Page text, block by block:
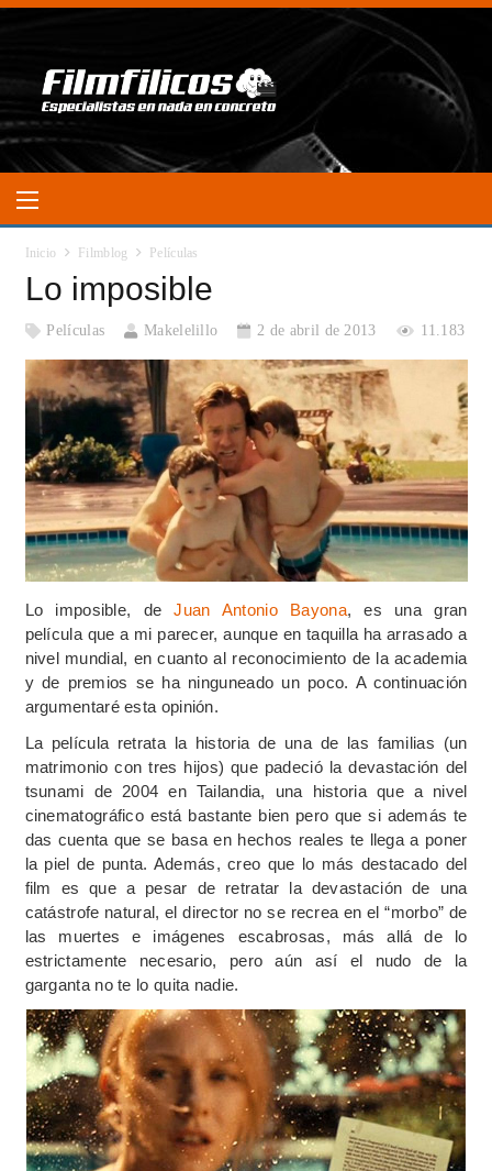
Inicio Filmblog Películas
Lo imposible
Películas Makelelillo 2 de abril de 2013 11.183
Lo imposible, deJuan Antonio Bayona, es una gran
película que a mi parecer, aunque en taquilla ha arrasado a
nivel mundial, en cuanto al reconocimiento de la academia
y de premios se ha ninguneado un poco. A continuación
argumentaré esta opinión.
La película retrata la historia de una de las familias (un
matrimonio con tres hijos) que padeció la devastación del
tsunami de 2004 en Tailandia, una historia que a nivel
cinematográfico está bastante bien pero que si además te
das cuenta que se basa en hechos reales te llega a poner
la piel de punta. Además, creo que lo más destacado del
film es que a pesar de retratar la devastación de una
catástrofe natural, el director no se recrea en el “morbo” de
las muertes e imágenes escabrosas, más allá de lo
estrictamente necesario, pero aún así el nudo de la
garganta no te lo quita nadie.